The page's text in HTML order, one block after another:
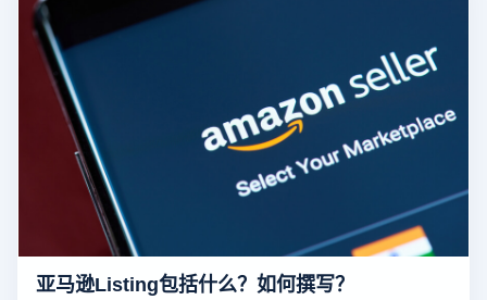
亚马逊Listing包括什么？如何撰写？